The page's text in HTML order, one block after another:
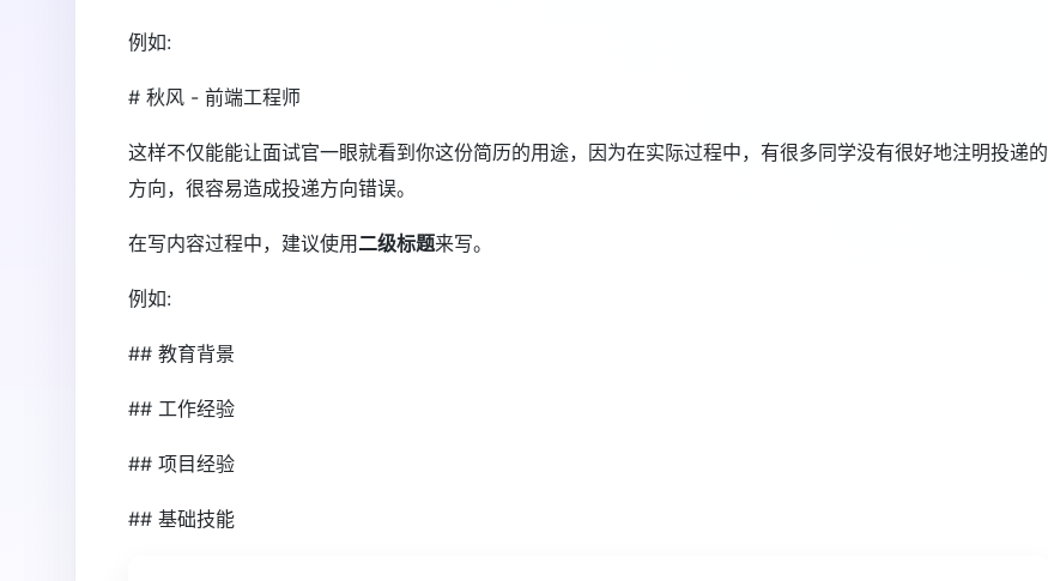
例如:
# 秋风 - 前端工程师
这样不仅能能让面试官一眼就看到你这份简历的用途，因为在实际过程中，有很多同学没有很好地注明投递的
方向，很容易造成投递方向错误。
在写内容过程中，建议使用二级标题来写。
例如:
## 教育背景
## 工作经验
## 项目经验
## 基础技能